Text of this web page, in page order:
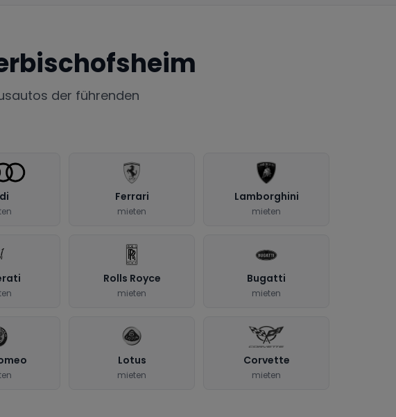
der führenden
Ferrari
mieten
Lamborghini
mieten
Rolls Royce
mieten
Bugatti
mieten
Lotus
mieten
Corvette
mieten